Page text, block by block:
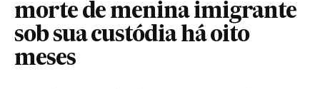
morte de menina imigrante
sob sua custódia há oito
meses